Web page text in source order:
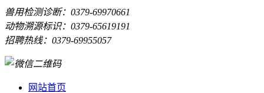
兽用检测诊断：0379-69970661
动物溯源标识：0379-65619191
招聘热线：0379-69955057
网站首页